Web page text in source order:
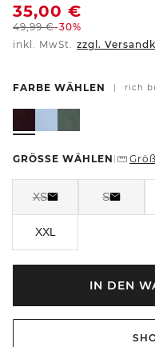
35,00 €
49,99€-30%
inkl. MwSt. zzgl.
FARBE WÄHLEN rich
GRÖSSE WÄHLEN
XS S
XXL
IN DEN